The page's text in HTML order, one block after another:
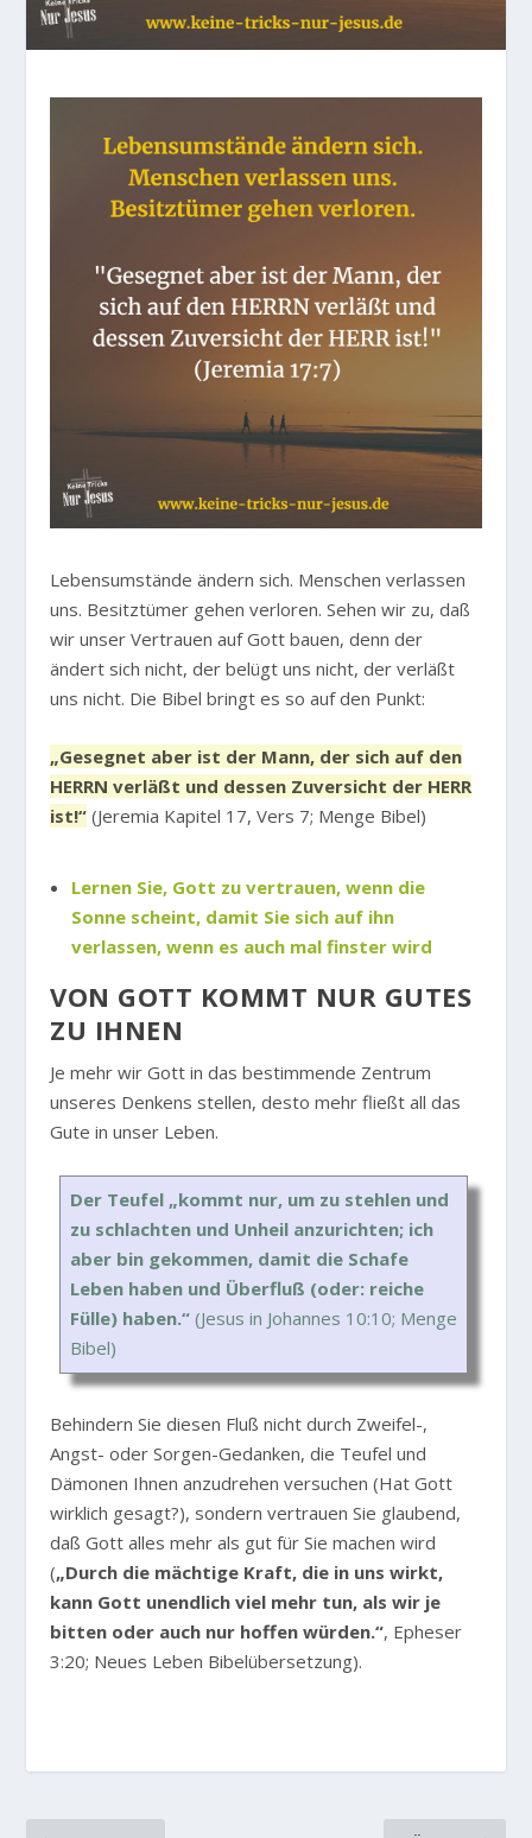
Lebensumstände ändern sich. Menschen verlassen
uns. Besitztümer gehen verloren. Sehen wir zu, daß
wir unser Vertrauen auf Gott bauen, denn der
ändert sich nicht, der belügt uns nicht, der verläßt
uns nicht. Die Bibel bringt es so auf den Punkt:
„Gesegnet aber ist der Mann, der sich auf den
HERRN verläßt und dessen Zuversicht der HERR
ist!“ (Jeremia Kapitel 17, Vers 7; Menge Bibel)
Lernen Sie, Gott zu vertrauen, wenn die
Sonne scheint, damit Sie sich auf ihn
verlassen, wenn es auch mal finster wird
VON GOTT KOMMT NUR GUTES
ZU IHNEN
Je mehr wir Gott in das bestimmende Zentrum
unseres Denkens stellen, desto mehr fließt all das
Gute in unser Leben.
Der Teufel „kommt nur, um zu stehlen und
zu schlachten und Unheil anzurichten; ich
aber bin gekommen, damit die Schafe
Leben haben und Überfluß (oder: reiche
Fülle) haben.“(Jesus in Johannes 10:10; Menge
Bibel)
Behindern Sie diesen Fluß nicht durch Zweifel-,
Angst- oder Sorgen-Gedanken, die Teufel und
Dämonen Ihnen anzudrehen versuchen (Hat Gott
wirklich gesagt?), sondern vertrauen Sie glaubend,
daß Gott alles mehr als gut für Sie machen wird
(„Durch die mächtige Kraft, die in uns wirkt,
kann Gott unendlich viel mehr tun, als wir je
bitten oder auch nur hoffen würden.“, Epheser
3:20; Neues Leben Bibelübersetzung).